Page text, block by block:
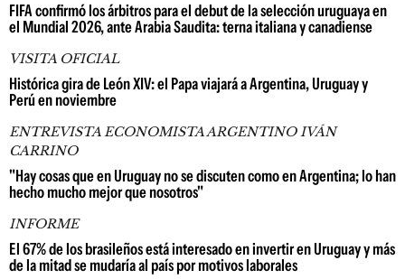
FIFA confirmó los árbitros para el debut de la selección uruguaya en
el Mundial 2026, ante Arabia Saudita: terna italiana y canadiense
VISITA OFICIAL
Histórica gira de León XIV: el Papa viajará a Argentina, Uruguay y
Perú en noviembre
ENTREVISTA ECONOMISTA ARGENTINO IVÁN
CARRINO
"Hay cosas que en Uruguay no se discuten como en Argentina; lo han
hecho mucho mejor que nosotros"
INFORME
El 67% de los brasileños está interesado en invertir en Uruguay y más
de la mitad se mudaría al país por motivos laborales